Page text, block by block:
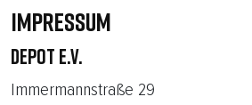
IMPRESSUM
DEPOT E.V.
Immermannstraße 29